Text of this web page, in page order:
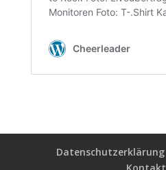
Datenschutzerklärung